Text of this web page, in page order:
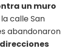
un muro
calle San
abandonaron